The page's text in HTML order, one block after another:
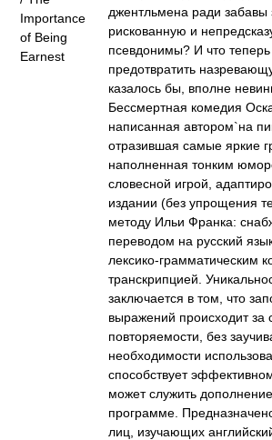
джентльмена ради забавы
рискованную и
псевдонимы? И что
предотвратить
казалось бы, вполне
Бессмертная комедия
написанная автором`на
отразившая самые яркие
наполненная тонким
словесной игрой,
издании (без упрощения
методу Ильи Франка:
переводом на русский
лексико-грамматическим
транскрипцией.
заключается в том, что
выражений происходит за
повторяемости, без
необходимости
способствует
может служить
программе.
лиц, изучающих